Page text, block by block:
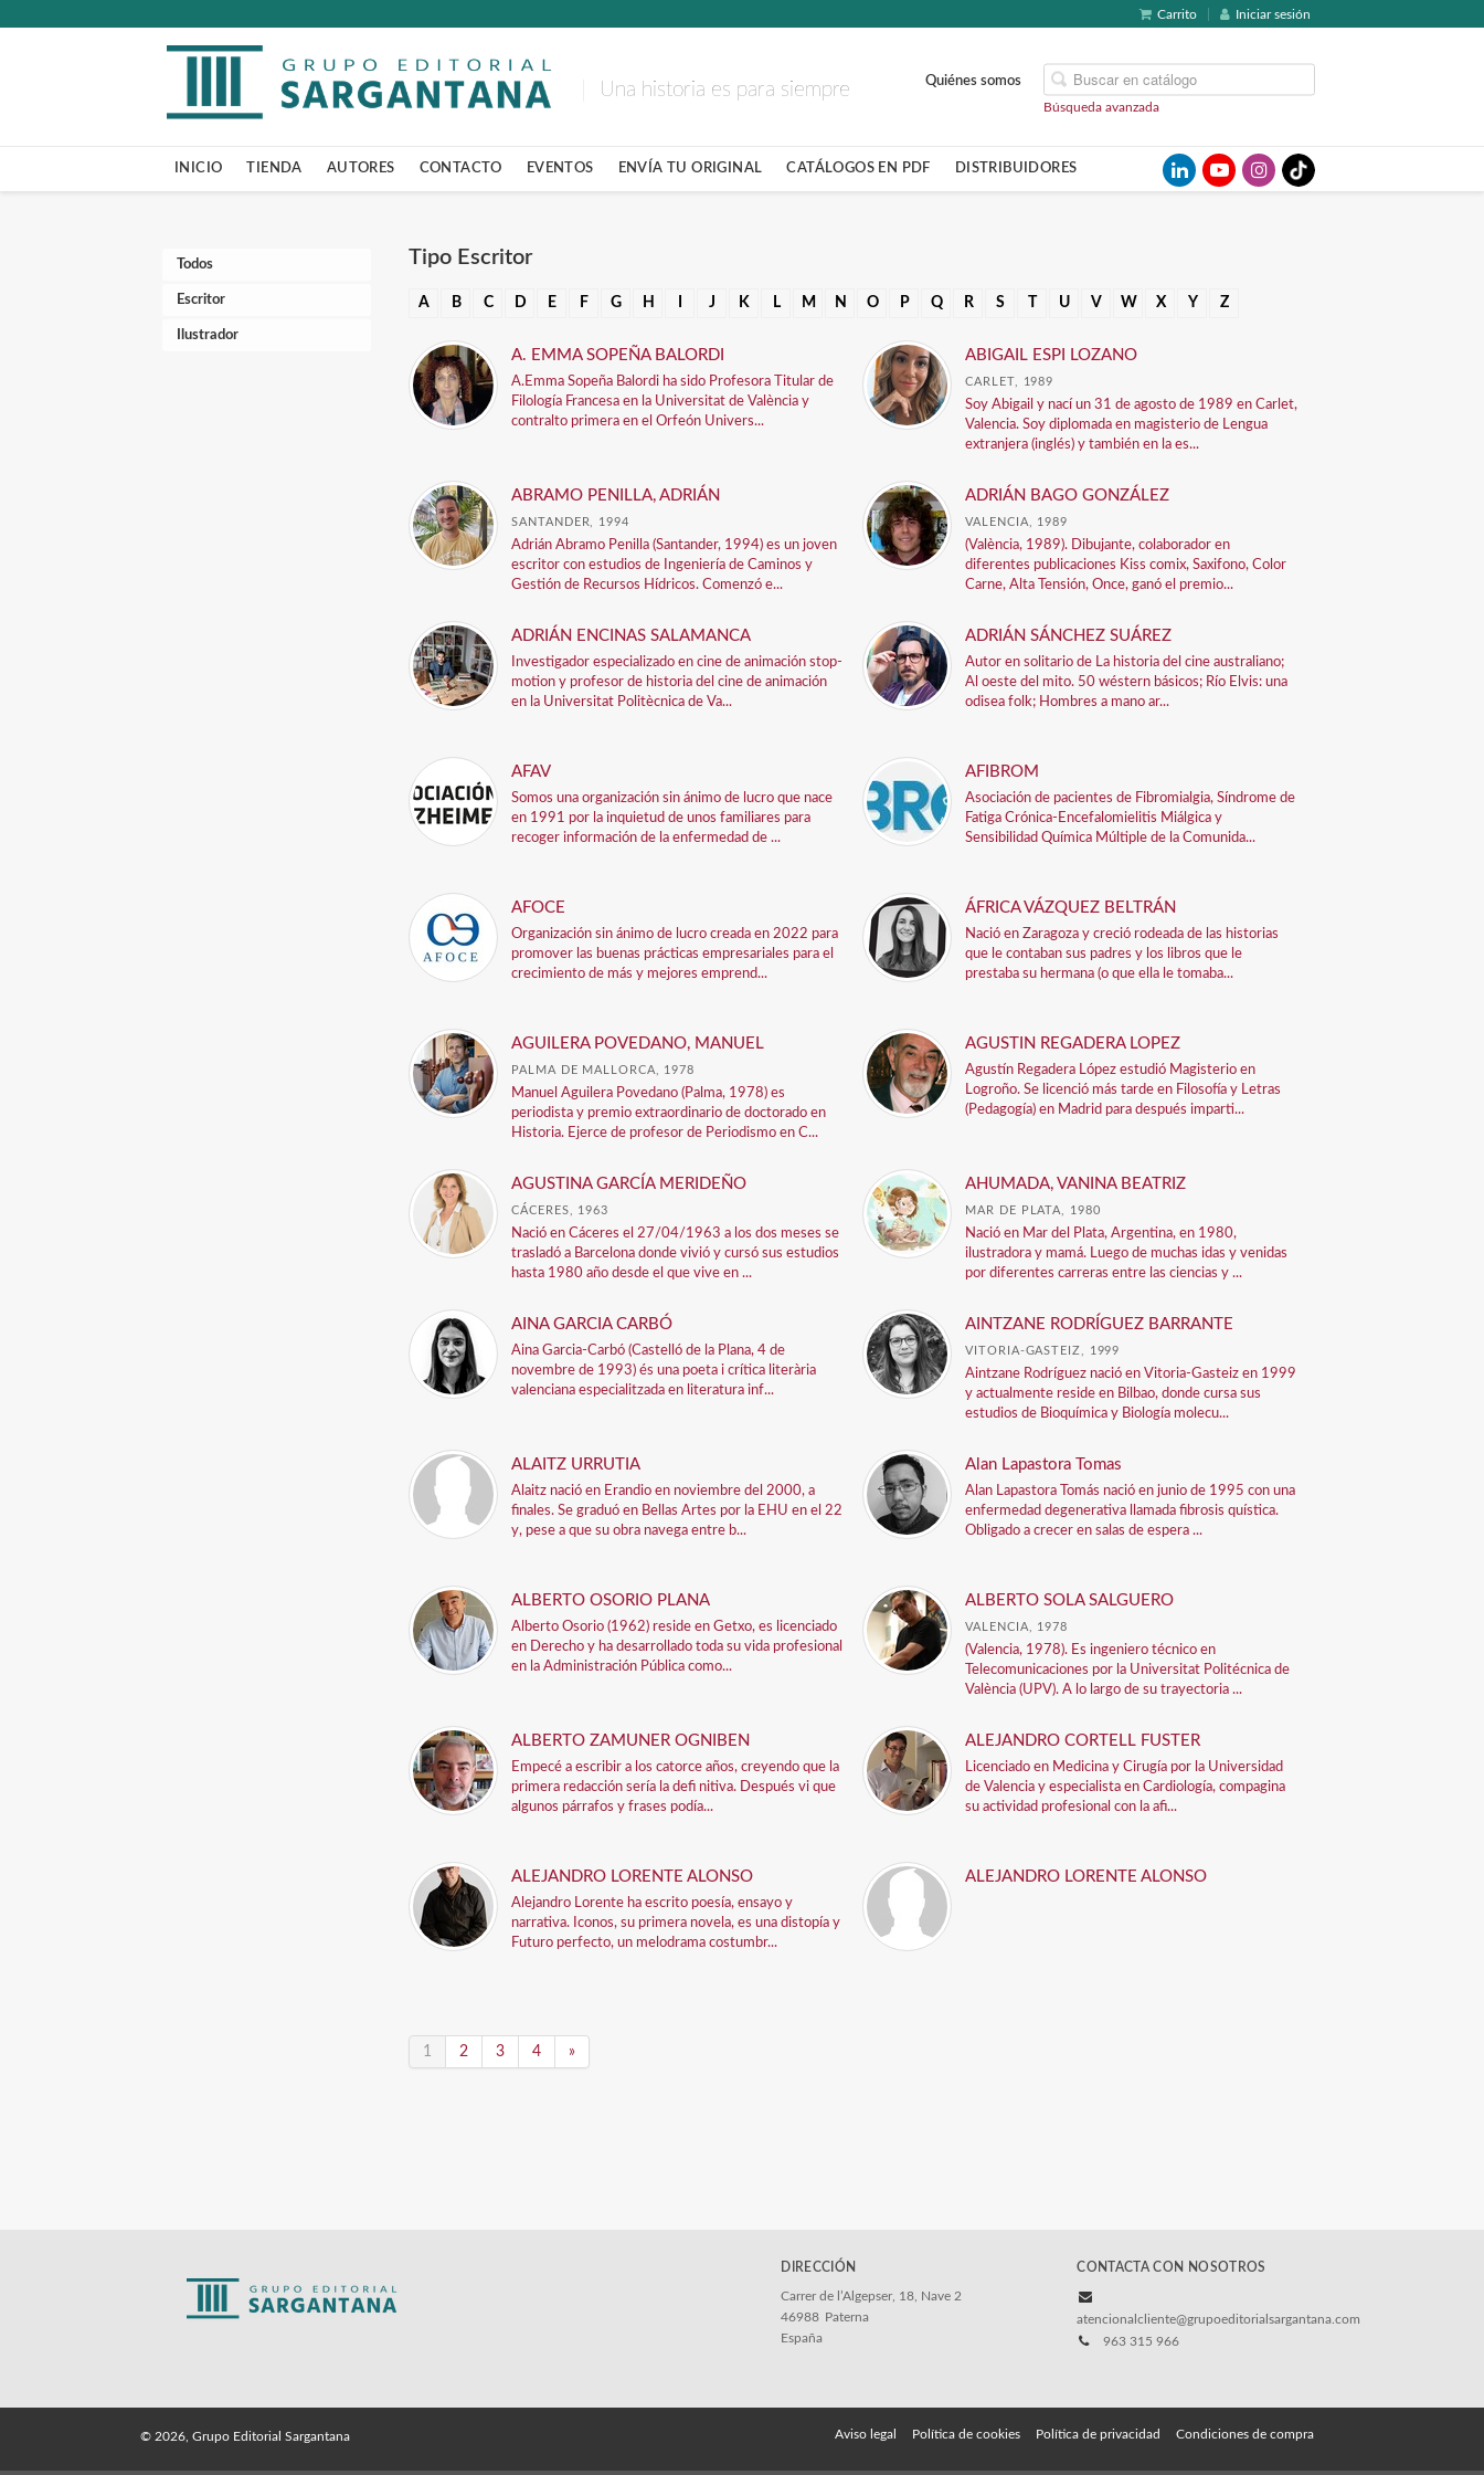
Carrito Iniciar sesión
Una historia es para siempre
Búsqueda avanzada
Quiénes somos
INICIO TIENDA AUTORES CONTACTO EVENTOS ENVÍA TU ORIGINAL CATÁLOGOS EN PDF DISTRIBUIDORES
Todos
Escritor
Ilustrador
Tipo Escritor
A B C D E F G H J K L M N O P Q R S U V W X Y Z
A. EMMA SOPEÑA BALORDI
A.Emma Sopeña Balordi ha sido Profesora Titular de
Filología Francesa en la Universitat de València y
contralto primera en el Orfeón Univers...
ABIGAIL ESPI LOZANO
CARLET, 1989
Soy Abigail y nací un 31 de agosto de 1989 en Carlet,
Valencia. Soy diplomada en magisterio de Lengua
extranjera (inglés) y también en la es...
ABRAMO PENILLA, ADRIÁN
SANTANDER, 1994
Adrián Abramo Penilla (Santander, 1994) es un joven
escritor con estudios de Ingeniería de Caminos y
Gestión de Recursos Hídricos. Comenzó e...
ADRIÁN BAGO GONZÁLEZ
VALENCIA, 1989
(València, 1989). Dibujante, colaborador en
diferentes publicaciones Kiss comix, Saxifono, Color
Carne, Alta Tensión, Once, ganó el premio...
ADRIÁN ENCINAS SALAMANCA
Investigador especializado en cine de animación stop-
motion y profesor de historia del cine de animación
en la Universitat Politècnica de Va...
ADRIÁN SÁNCHEZ SUÁREZ
Autor en solitario de La historia del cine australiano;
Al oeste del mito. 50 wéstern básicos; Río Elvis: una
odisea folk; Hombres a mano ar...
AFAV
Somos una organización sin ánimo de lucro que nace
en 1991 por la inquietud de unos familiares para
recoger información de la enfermedad de ...
AFIBROM
Asociación de pacientes de Fibromialgia, Síndrome de
Fatiga Crónica-Encefalomielitis Miálgica y
Sensibilidad Química Múltiple de la Comunida...
AFOCE
Organización sin ánimo de lucro creada en 2022 para
promover las buenas prácticas empresariales para el
crecimiento de más y mejores emprend...
ÁFRICA VÁZQUEZ BELTRÁN
Nació en Zaragoza y creció rodeada de las historias
que le contaban sus padres y los libros que le
prestaba su hermana (o que ella le tomaba...
AGUILERA POVEDANO, MANUEL
PALMA DE MALLORCA, 1978
Manuel Aguilera Povedano (Palma, 1978) es
periodista y premio extraordinario de doctorado en
Historia. Ejerce de profesor de Periodismo en C...
AGUSTIN REGADERA LOPEZ
Agustín Regadera López estudió Magisterio en
Logroño. Se licenció más tarde en Filosofía y Letras
(Pedagogía) en Madrid para después imparti...
AGUSTINA GARCÍA MERIDEÑO
CÁCERES, 1963
Nació en Cáceres el 27/04/1963 a los dos meses se
trasladó a Barcelona donde vivió y cursó sus estudios
hasta 1980 año desde el que vive en ...
AHUMADA, VANINA BEATRIZ
MAR DE PLATA, 1980
Nació en Mar del Plata, Argentina, en 1980,
ilustradora y mamá. Luego de muchas idas y venidas
por diferentes carreras entre las ciencias y ...
AINA GARCIA CARBÓ
Aina Garcia-Carbó (Castelló de la Plana, 4 de
novembre de 1993) és una poeta i crítica literària
valenciana especialitzada en literatura inf...
AINTZANE RODRÍGUEZ BARRANTE
VITORIA-GASTEIZ, 1999
Aintzane Rodríguez nació en Vitoria-Gasteiz en 1999
y actualmente reside en Bilbao, donde cursa sus
estudios de Bioquímica y Biología molecu...
ALAITZ URRUTIA
Alaitz nació en Erandio en noviembre del 2000, a
finales. Se graduó en Bellas Artes por la EHU en el 22
y, pese a que su obra navega entre b...
Alan Lapastora Tomas
Alan Lapastora Tomás nació en junio de 1995 con una
enfermedad degenerativa llamada fibrosis quística.
Obligado a crecer en salas de espera ...
ALBERTO OSORIO PLANA
Alberto Osorio (1962) reside en Getxo, es licenciado
en Derecho y ha desarrollado toda su vida profesional
en la Administración Pública como...
ALBERTO SOLA SALGUERO
VALENCIA, 1978
(Valencia, 1978). Es ingeniero técnico en
Telecomunicaciones por la Universitat Politécnica de
València (UPV). A lo largo de su trayectoria ...
ALBERTO ZAMUNER OGNIBEN
Empecé a escribir a los catorce años, creyendo que la
primera redacción sería la defi nitiva. Después vi que
algunos párrafos y frases podía...
ALEJANDRO CORTELL FUSTER
Licenciado en Medicina y Cirugía por la Universidad
de Valencia y especialista en Cardiología, compagina
su actividad profesional con la afi...
ALEJANDRO LORENTE ALONSO
Alejandro Lorente ha escrito poesía, ensayo y
narrativa. Iconos, su primera novela, es una distopía y
Futuro perfecto, un melodrama costumbr...
ALEJANDRO LORENTE ALONSO
1 2 3 4 »
DIRECCIÓN
Carrer de l’Algepser, 18, Nave 2
46988 Paterna
España
CONTACTA CON NOSOTROS
atencionalcliente@grupoeditorialsargantana.com
963 315 966
© 2026, Grupo Editorial Sargantana Aviso legal Política de cookies Política de privacidad Condiciones de compra